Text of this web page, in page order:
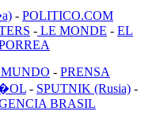
- POLITICO.COM
- LE MONDE - EL
- PRENSA
- SPUTNIK (Rusia) -
BRASIL